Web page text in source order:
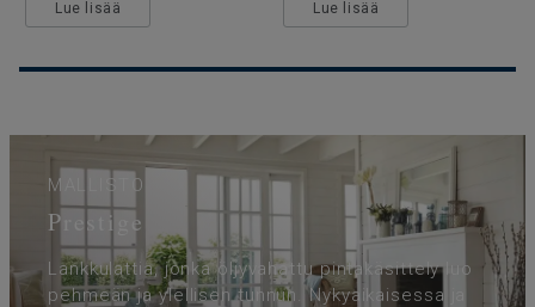
Lue lisää Lue lisää
MALLISTO
Prestige
Lankkulattia, jonka öljyvahattu pintakäsittely luo
pehmeän ja ylellisen tunnun. Nykyaikaisessa ja